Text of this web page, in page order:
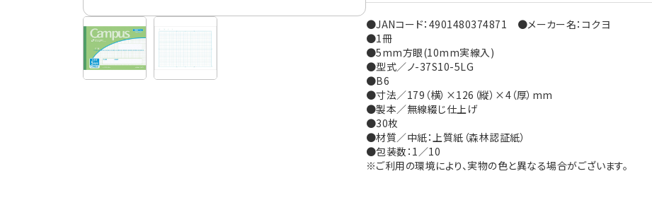
●JANコード：4901480374871 ●メーカー名：コクヨ
●1冊
●5mm方眼(10mm実線入)
●型式／ノ-37S10-5LG
●B6
●寸法／179（横）×126（縦）×4（厚）mm
●製本／無線綴じ仕上げ
●30枚
●材質／中紙：上質紙（森林認証紙）
●包装数：1／10
※ご利用の環境により、実物の色と異なる場合がございます。